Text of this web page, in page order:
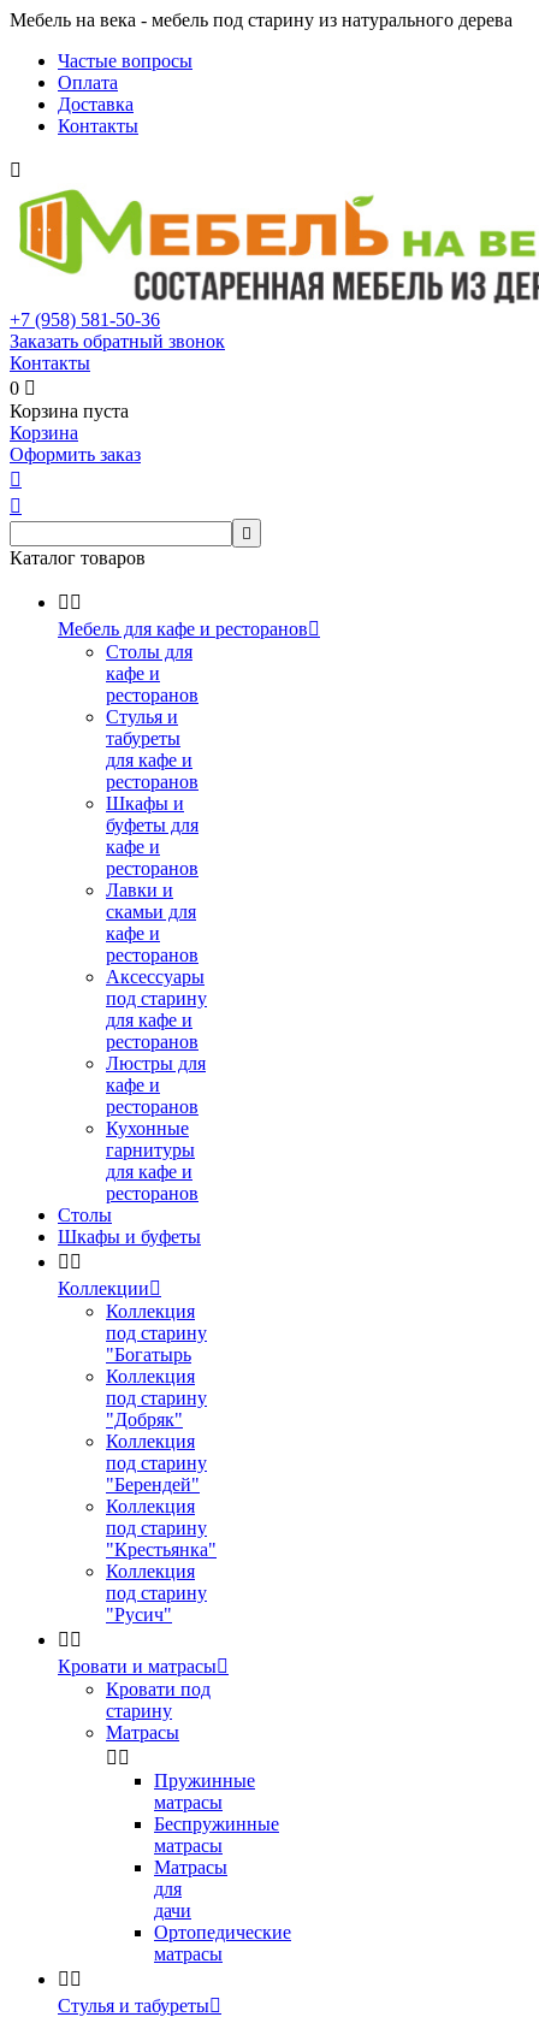
Мебель на века - мебель под старину из натурального дерева
Частые вопросы
Оплата
Доставка
Контакты

+7 (958) 581-50-36
Заказать обратный звонок
Контакты
0 
Корзина пуста
Корзина
Оформить заказ



Каталог товаров
 
Мебель для кафе и ресторанов
Столы для
кафе и
ресторанов
Стулья и
табуреты
для кафе и
ресторанов
Шкафы и
буфеты для
кафе и
ресторанов
Лавки и
скамьи для
кафе и
ресторанов
Аксессуары
под старину
для кафе и
ресторанов
Люстры для
кафе и
ресторанов
Кухонные
гарнитуры
для кафе и
ресторанов
Столы
Шкафы и буфеты
 
Коллекции
Коллекция
под старину
"Богатырь
Коллекция
под старину
"Добряк"
Коллекция
под старину
"Берендей"
Коллекция
под старину
"Крестьянка"
Коллекция
под старину
"Русич"
 
Кровати и матрасы
Кровати под
старину
Матрасы
 
Пружинные
матрасы
Беспружинные
матрасы
Матрасы
для
дачи
Ортопедические
матрасы
 
Стулья и табуреты